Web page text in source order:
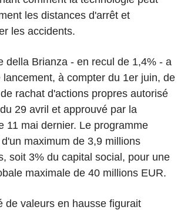
les distances d'arrêt et
les accidents.
della Brianza - en recul de 1,4% - a
à compter du 1er juin, de
rachat d'actions propres autorisé
29 avril et approuvé par la
11 mai dernier. Le programme
maximum de 3,9 millions
soit 3% du capital social, pour une
maximale de 40 millions EUR.
de valeurs en hausse figurait